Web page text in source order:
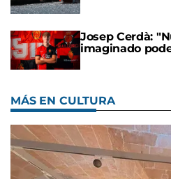
Josep Cerdà:
imaginado
MÁS EN CULTURA